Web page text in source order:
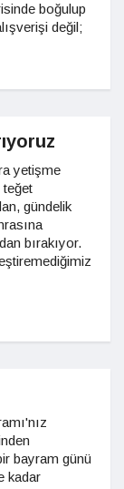
boğulup
değil;
yetişme
teğet
gündelik
bırakıyor.
bayram günü
kadar